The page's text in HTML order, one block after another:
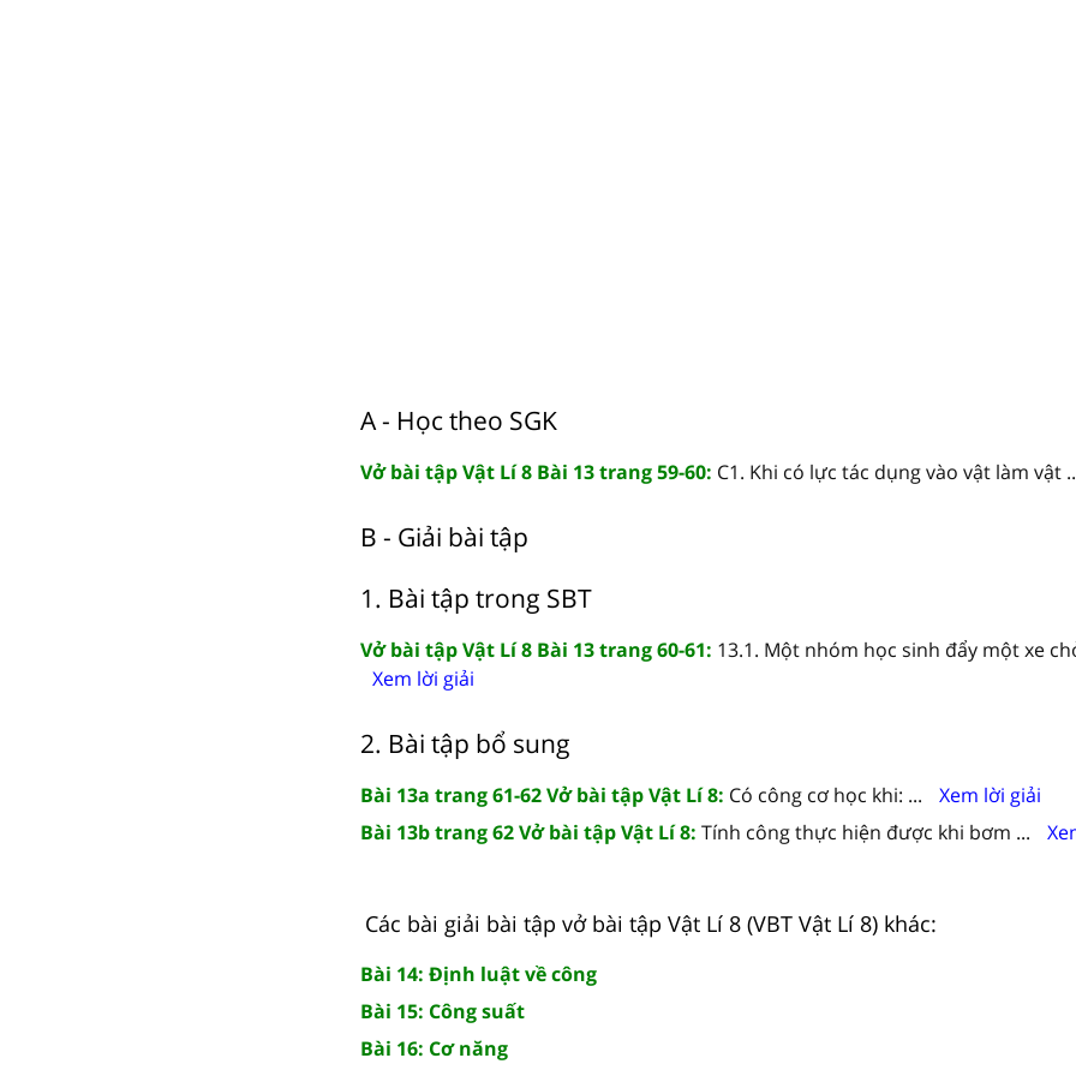
A - Học theo SGK
Vở bài tập Vật Lí 8 Bài 13 trang 59-60: C1. Khi có lực tác dụng vào vật làm vật
B - Giải bài tập
1. Bài tập trong SBT
Vở bài tập Vật Lí 8 Bài 13 trang 60-61: 13.1. Một nhóm học sinh đẩy một xe
Xem lời giải
2. Bài tập bổ sung
Bài 13a trang 61-62 Vở bài tập Vật Lí 8: Có công cơ học khi: ...
Xem lời giải
Bài 13b trang 62 Vở bài tập Vật Lí 8: Tính công thực hiện được khi bơm ...
Các bài giải bài tập vở bài tập Vật Lí 8 (VBT Vật Lí 8) khác:
Bài 14: Định luật về công
Bài 15: Công suất
Bài 16: Cơ năng